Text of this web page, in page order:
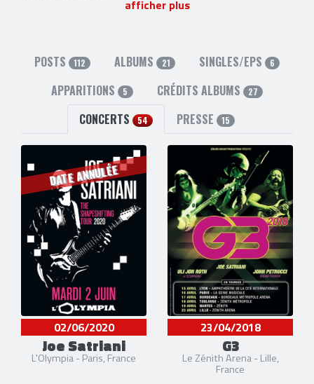
facebookafficher plus
POSTS 112 ALBUMS 21 SINGLES/EPS 6
APPARITIONS 5 CRÉDITS ALBUMS 27
CONCERTS 54 PRESSE 15
02/06/2020
Joe Satriani
L'Olympia - Paris, France
DATE ANNULÉE
23/04/2018
G3
Le Zénith Arena - Lille,
France